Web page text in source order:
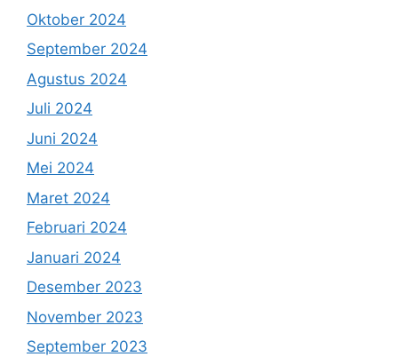
Oktober 2024
September 2024
Agustus 2024
Juli 2024
Juni 2024
Mei 2024
Maret 2024
Februari 2024
Januari 2024
Desember 2023
November 2023
September 2023